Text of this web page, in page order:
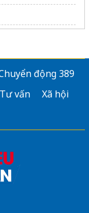
động 389
Tư vấn
Xã hội